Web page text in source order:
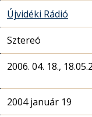
Újvidéki Rádió
Sztereó
2006. 04. 18.,
2004 január 19